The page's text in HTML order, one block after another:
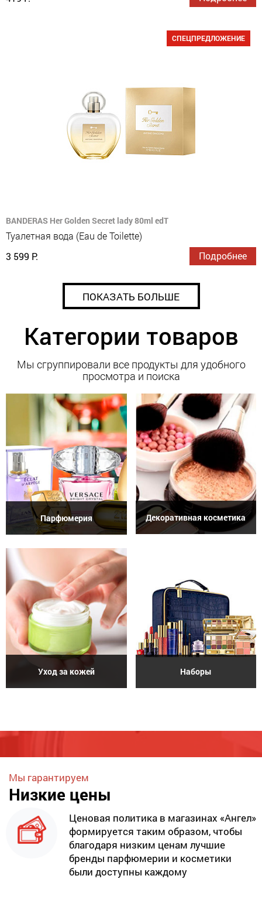
СПЕЦПРЕДЛОЖЕНИЕ
BANDERAS Her Golden Secret lady 80ml edT
Туалетная вода (Eau de Toilette)
3 599 Р.
Подробнее
ПОКАЗАТЬ БОЛЬШЕ
Категории товаров
Мы сгруппировали все продукты для удобного
просмотра и поиска
Парфюмерия Декоративная косметика
Уход за кожей Наборы
Мы гарантируем
Низкие цены
Ценовая политика в магазинах «Ангел»
формируется таким образом, чтобы
благодаря низким ценам лучшие
бренды парфюмерии и косметики
были доступны каждому